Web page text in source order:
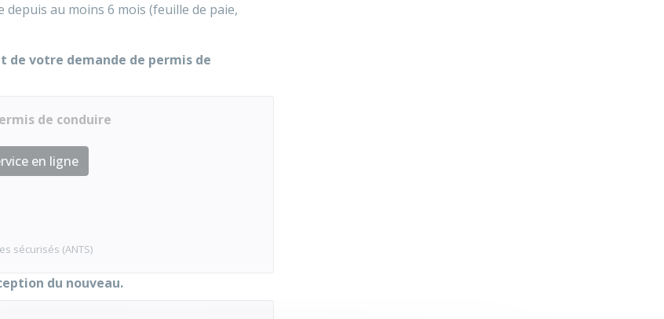
au moins 6 mois (feuille de paie,
de votre demande de permis de
de conduire
en ligne
sécurisés (ANTS)
du nouveau.